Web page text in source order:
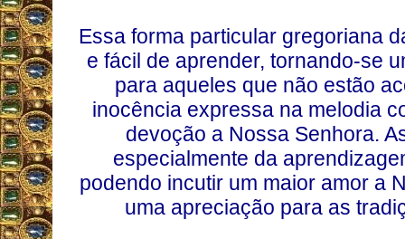
Essa forma particular gregoriana
e fácil de aprender, tornando-se
para aqueles que não estão
inocência expressa na melodia
devoção a Nossa Senhora.
especialmente da
podendo incutir um maior amor a
uma apreciação para as